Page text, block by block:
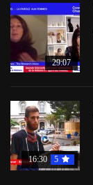
29:07
16:30 5